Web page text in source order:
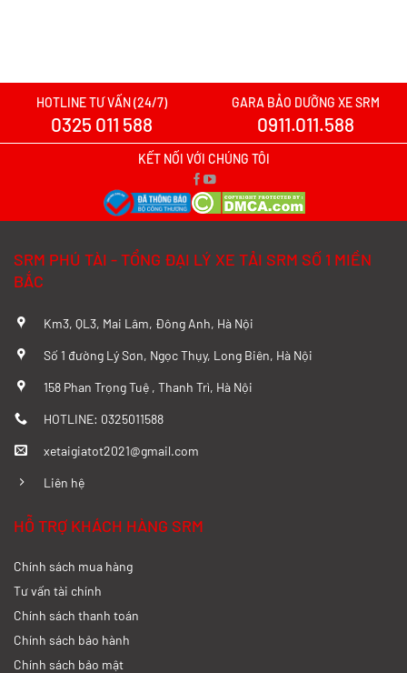
Xem chi tiết >>
Xe tải SRM T20A vs TQ Wuling N300P:
Nên xuống tiền cho mẫu xe nào?
Xem chi tiết >>
K01S Từ A–Z
So sánh chi tiết SRM T20A và Tera 100
Đánh giá chi tiết SRM T35 và Wuling
HOTLINE TƯ VẤN (24/7)
0325 011 588
GARA BẢO DƯỠNG XE SRM
0911.011.588
KẾT NỐI VỚI CHÚNG TÔI
SRM PHÚ TÀI - TỔNG ĐẠI LÝ XE TẢI SRM SỐ 1 MIỀN
BẮC
Km3, QL3, Mai Lâm, Đông Anh, Hà Nội
Số 1 đường Lý Sơn, Ngọc Thụy, Long Biên, Hà Nội
158 Phan Trọng Tuệ , Thanh Trì, Hà Nội
HOTLINE: 0325011588
xetaigiatot2021@gmail.com
Liên hệ
HỖ TRỢ KHÁCH HÀNG SRM
Chính sách mua hàng
Tư vấn tài chính
Chính sách thanh toán
Chính sách bảo hành
Chính sách bảo mật